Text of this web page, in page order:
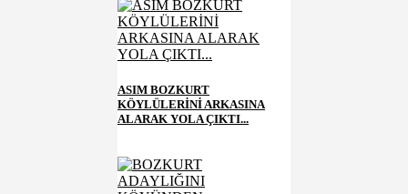
ASIM BOZKURT
KÖYLÜLERİNİ ARKASINA
ALARAK YOLA ÇIKTI...